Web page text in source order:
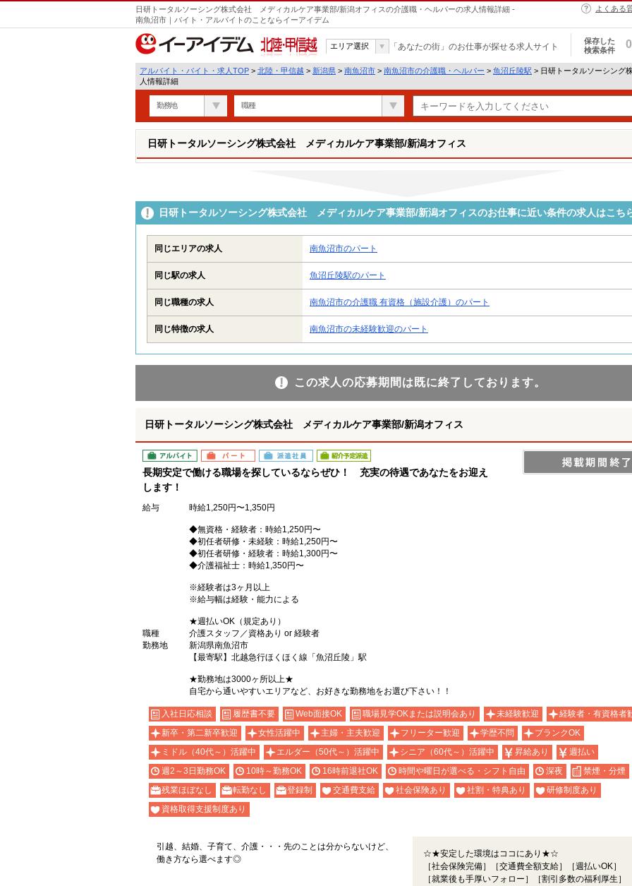
日研トータルソーシング株式会社 メディカルケア事業部/新潟オフィスの介護職・ヘルパーの求人情報詳細 -
南魚沼市｜バイト・アルバイトのことならイーアイデム
よくある
北陸・甲信越
エリア選択 「あなたの街」のお仕事が探せる求人サイト
保存した
検索条件
0
アルバイト・バイト・求人TOP > 北陸・甲信越 > 新潟県 > 南魚沼市 > 南魚沼市の介護職・ヘルパー > 魚沼丘陵駅 > 日研トータルソーシング
人情報詳細
勤務地 職種
日研トータルソーシング株式会社 メディカルケア事業部/新潟オフィス
日研トータルソーシング株式会社 メディカルケア事業部/新潟オフィスのお仕事に近い条件の求人はこち
同じエリアの求人 南魚沼市のパート
同じ駅の求人 魚沼丘陵駅のパート
同じ職種の求人 南魚沼市の介護職 有資格（施設介護）のパート
同じ特徴の求人 南魚沼市の未経験歓迎のパート
この求人の応募期間は既に終了しております。
日研トータルソーシング株式会社 メディカルケア事業部/新潟オフィス
アルバイト パート 派遣社員 紹介予定派遣
長期安定で働ける職場を探しているならぜひ！ 充実の待遇であなたをお迎え
します！
給与 時給1,250円〜1,350円
◆無資格・経験者：時給1,250円〜
◆初任者研修・未経験：時給1,250円〜
◆初任者研修・経験者：時給1,300円〜
◆介護福祉士：時給1,350円〜
※経験者は3ヶ月以上
※給与幅は経験・能力による
★週払いOK（規定あり）
職種
介護スタッフ／資格あり or 経験者
勤務地
新潟県南魚沼市
【最寄駅】北越急行ほくほく線「魚沼丘陵」駅
★勤務地は3000ヶ所以上★
自宅から通いやすいエリアなど、お好きな勤務地をお選び下さい！！
入社日応相談 履歴書不要 Web面接OK 職場見学OKまたは説明会あり 未経験歓迎
経験者・有資格者
新卒・第二新卒歓迎
女性活躍中 主婦・主夫歓迎 フリーター歓迎 学歴不問
ブランクOK
ミドル（40代～）活躍中
エルダー（50代～）活躍中 シニア（60代～）活躍中 昇給あり
週払い
週2～3日勤務OK
10時～勤務OK 16時前退社OK 時間や曜日が選べる・シフト自由 深夜
禁煙・分煙
残業ほぼなし
転勤なし 登録制 交通費支給 社会保険あり 社割・特典あり
研修制度あり
資格取得支援制度あり
引越、結婚、子育て、介護・・・先のことは分からないけど、
働き方なら選べます◎
☆★安定した環境はココにあり★☆
［社会保険完備］［交通費全額支給］［週払いOK］
［就業後も手厚いフォロー］［割引多数の福利厚生］